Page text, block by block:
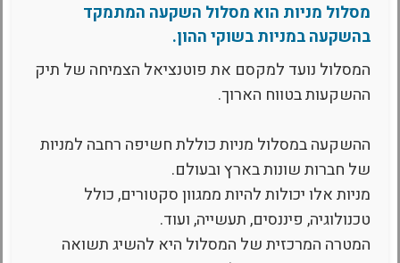
מסלול מניות הוא מסלול השקעה המתמקד
בהשקעה במניות בשוקי ההון.
המסלול נועד למקסם את פוטנציאל הצמיחה של תיק
ההשקעות בטווח הארוך.
ההשקעה במסלול מניות כוללת חשיפה רחבה למניות
של חברות שונות בארץ ובעולם.
מניות אלו יכולות להיות ממגוון סקטורים, כולל
טכנולוגיה, פיננסים, תעשייה, ועוד.
המטרה המרכזית של המסלול היא להשיג תשואה